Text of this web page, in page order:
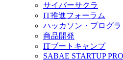
サイバーサクラ
IT推進フォーラム
ハッカソン・プログ
商品開発
ITブートキャンプ
SABAE STARTUP